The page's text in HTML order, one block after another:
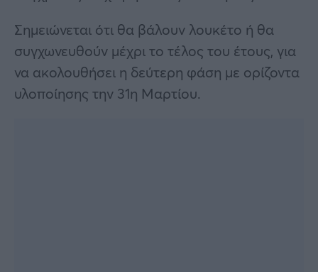
Σημειώνεται ότι θα βάλουν λουκέτο ή θα
συγχωνευθούν μέχρι το τέλος του έτους, για
να ακολουθήσει η δεύτερη φάση με ορίζοντα
υλοποίησης την 31η Μαρτίου.